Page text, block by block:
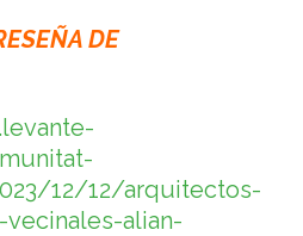
DE
12/12/arquitectos-
vecinales-alian-